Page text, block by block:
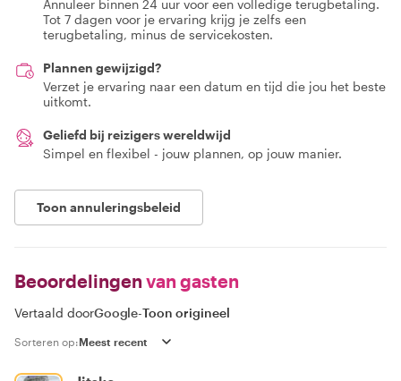
Annuleer binnen 24 uur voor een volledige terugbetaling.
Tot 7 dagen voor je ervaring krijg je zelfs een
terugbetaling, minus de servicekosten.
Plannen gewijzigd?
Verzet je ervaring naar een datum en tijd die jou het beste
uitkomt.
Geliefd bij reizigers wereldwijd
Simpel en flexibel - jouw plannen, op jouw manier.
Toon annuleringsbeleid
Beoordelingen van gasten
Vertaald doorGoogle-Toon origineel
Sorteren op: